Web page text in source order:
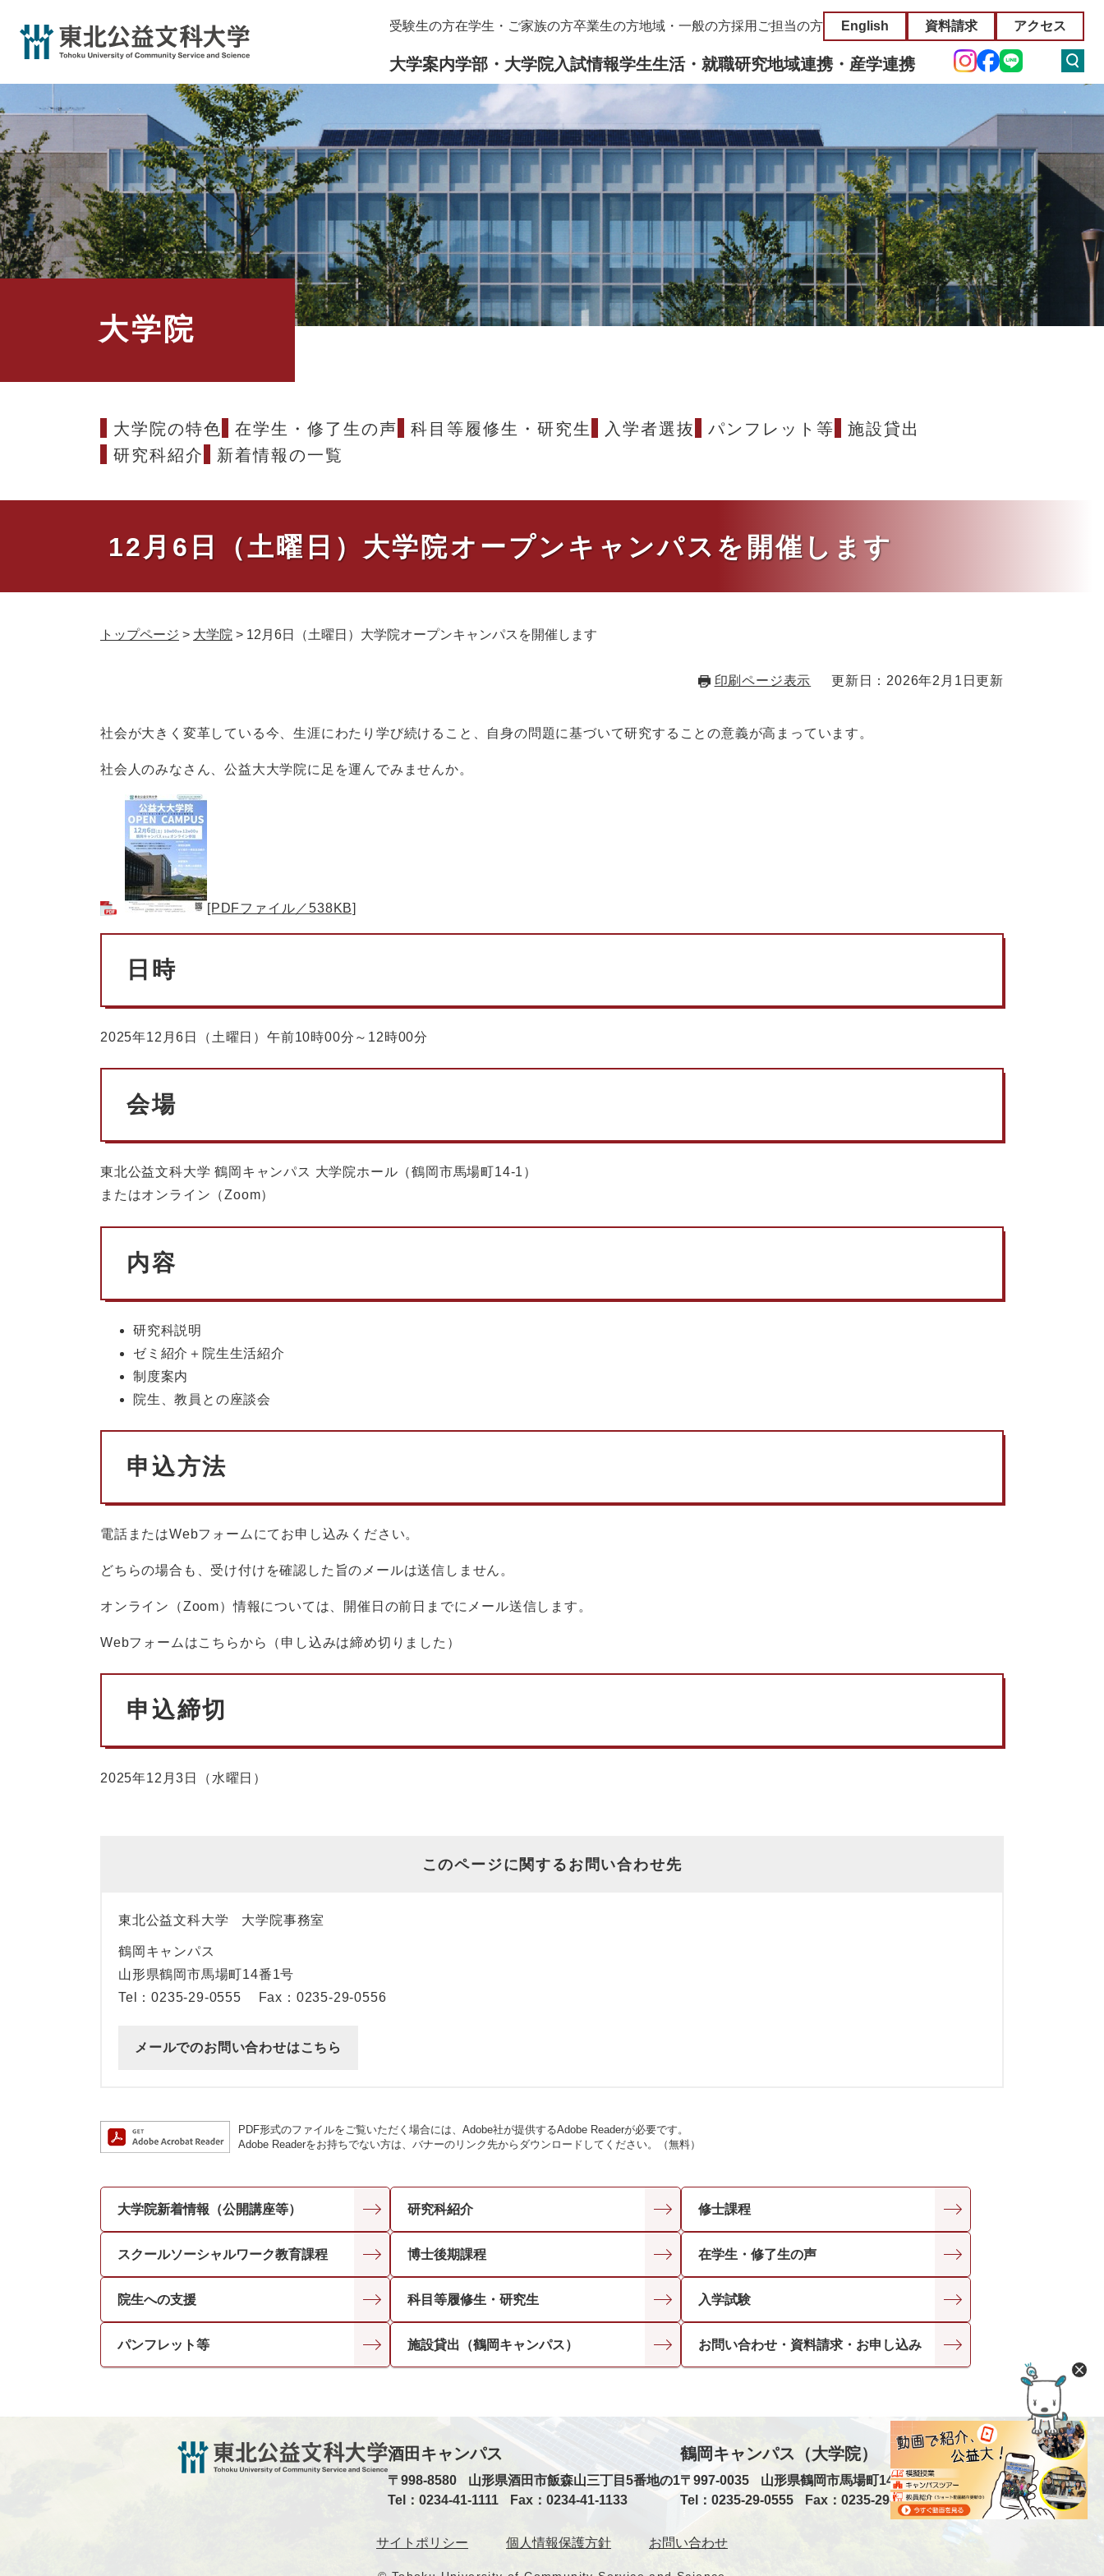
先
頭
で
す
。
本
受験生の方在学生・ご家族の方卒業生の方地域・一般の方採用ご担当の方 English 資料請求 アクセス
大学案内学部・大学院入試情報学生生活・就職研究地域連携・産学連携
大学院
大学院の特色 在学生・修了生の声 科目等履修生・研究生 入学者選抜 パンフレット等
施設貸出
研究科紹介
新着情報の一覧
12月6日（土曜日）大学院オープンキャンパスを開催します
トップページ > 大学院 > 12月6日（土曜日）大学院オープンキャンパスを開催します
印刷ページ表示 更新日：2026年2月1日更新
社会が大きく変革している今、生涯にわたり学び続けること、自身の問題に基づいて研究することの意義が高まっています。
社会人のみなさん、公益大大学院に足を運んでみませんか。
[PDFファイル／538KB]
日時
2025年12月6日（土曜日）午前10時00分～12時00分
会場
東北公益文科大学 鶴岡キャンパス 大学院ホール（鶴岡市馬場町14-1）
またはオンライン（Zoom）
内容
研究科説明
ゼミ紹介＋院生生活紹介
制度案内
院生、教員との座談会
申込方法
電話またはWebフォームにてお申し込みください。
どちらの場合も、受け付けを確認した旨のメールは送信しません。
オンライン（Zoom）情報については、開催日の前日までにメール送信します。
Webフォームはこちらから（申し込みは締め切りました）
申込締切
2025年12月3日（水曜日）
このページに関するお問い合わせ先
東北公益文科大学 大学院事務室
鶴岡キャンパス
山形県鶴岡市馬場町14番1号
Tel：0235-29-0555
Fax：0235-29-0556
メールでのお問い合わせはこちら
PDF形式のファイルをご覧いただく場合には、Adobe社が提供するAdobe Readerが必要です。
Adobe Readerをお持ちでない方は、バナーのリンク先からダウンロードしてください。（無料）
大学院新着情報（公開講座等） 研究科紹介 修士課程
スクールソーシャルワーク教育課程 博士後期課程 在学生・修了生の声
院生への支援 科目等履修生・研究生 入学試験
パンフレット等 施設貸出（鶴岡キャンパス） お問い合わせ・資料請求・お申し込み
酒田キャンパス
〒998-8580
山形県酒田市飯森山三丁目5番地の1
Tel：0234-41-1111
Fax：0234-41-1133
鶴岡キャンパス（大学院）
〒997-0035
山形県鶴岡市馬場町14番1号
Tel：0235-29-0555
Fax：0235-29-0556
サイトポリシー 個人情報保護方針 お問い合わせ